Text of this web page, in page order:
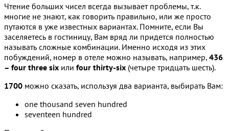
Чтение больших чисел всегда вызывает проблемы, т.к.
многие не знают, как говорить правильно, или же просто
путаются в уже известных вариантах. Помните, если Вы
заселяетесь в гостиницу, Вам вряд ли придется полностью
называть сложные комбинации. Именно исходя из этих
побуждений, номер в отеле можно называть, например, 436
– four three six или four thirty-six (четыре тридцать шесть).
1700 можно сказать, используя два варианта, выбирать Вам:
one thousand seven hundred
seventeen hundred